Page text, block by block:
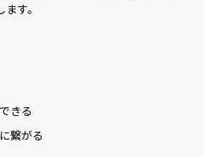
す。
きる
繋がる